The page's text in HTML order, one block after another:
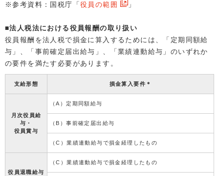
※参考資料：国税庁「役員の範囲 」
■法人税法における役員報酬の取り扱い
役員報酬を法人税で損金に算入するためには、「定期同額給
与」、「事前確定届出給与」、「業績連動給与」のいずれか
の要件を満たす必要があります。
支給形態 損金算入要件＊
月次役員給
与・
役員賞与
（A）定期同額給与
（B）事前確定届出給与
（C）業績連動給与で損金経理したもの
役員退職給与
（C）業績連動給与で損金経理したもの